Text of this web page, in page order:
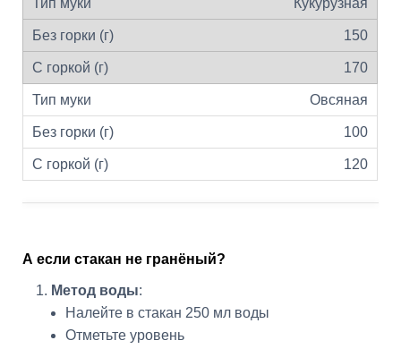
Кукурузная
150
170
Овсяная
100
120
А если стакан не гранёный?
Метод воды:
Налейте в стакан 250 мл воды
Отметьте уровень